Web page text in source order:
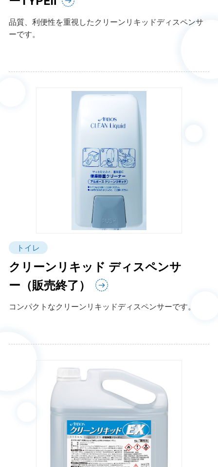
品質、利便性を重視したクリーンリキッドディスペンサ
ーです。
トイレ
クリーンリキッド ディスペンサ
ー（販売終了）
コンパクトなクリーンリキッドディスペンサーです。